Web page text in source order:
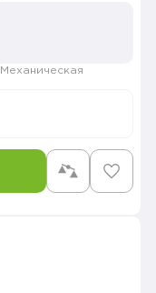
Механическая